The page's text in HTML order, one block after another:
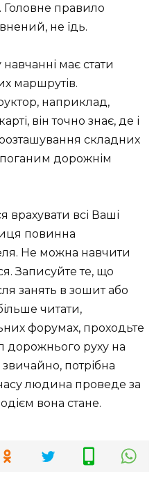
Головне правило
не їдь.
має стати
маршрутів.
наприклад,
він точно знає, де і
складних
поганим дорожнім
врахувати всі Ваші
повинна
Не можна навчити
Записуйте те, що
занять в зошит або
читати,
форумах, проходьте
дорожнього руху на
звичайно, потрібна
людина проведе за
вона стане.